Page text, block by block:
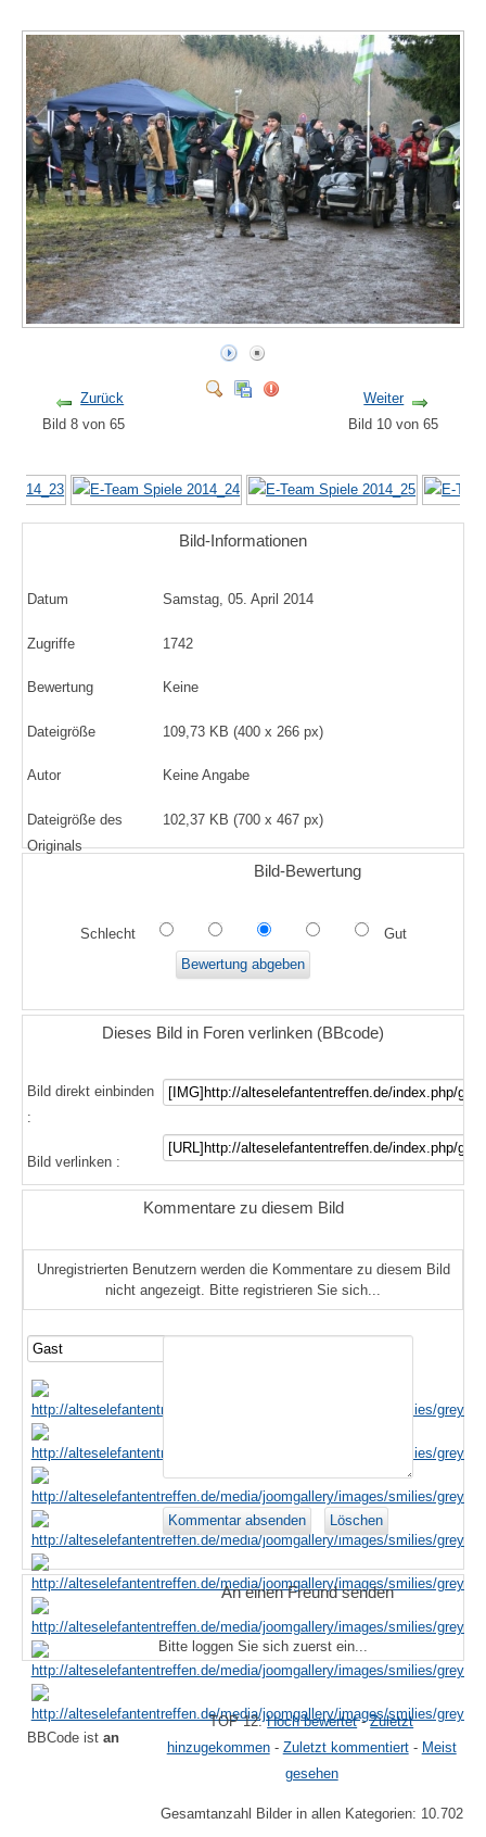
Zurück
Bild 8 von 65
Weiter
Bild 10 von 65
Bild-Informationen
Datum Samstag, 05. April 2014
Zugriffe 1742
Bewertung Keine
Dateigröße 109,73 KB (400 x 266 px)
Autor Keine Angabe
Dateigröße des
Originals
102,37 KB (700 x 467 px)
Bild-Bewertung
Schlecht Gut
Dieses Bild in Foren verlinken (BBcode)
Bild direkt einbinden
:
Bild verlinken :
Kommentare zu diesem Bild
Unregistrierten Benutzern werden die Kommentare zu diesem Bild
nicht angezeigt. Bitte registrieren Sie sich...
BBCode ist an
An einen Freund senden
Bitte loggen Sie sich zuerst ein...
TOP 12:Hoch bewertet-Zuletzt
hinzugekommen- Zuletzt kommentiert- Meist
gesehen
Gesamtanzahl Bilder in allen Kategorien: 10.702